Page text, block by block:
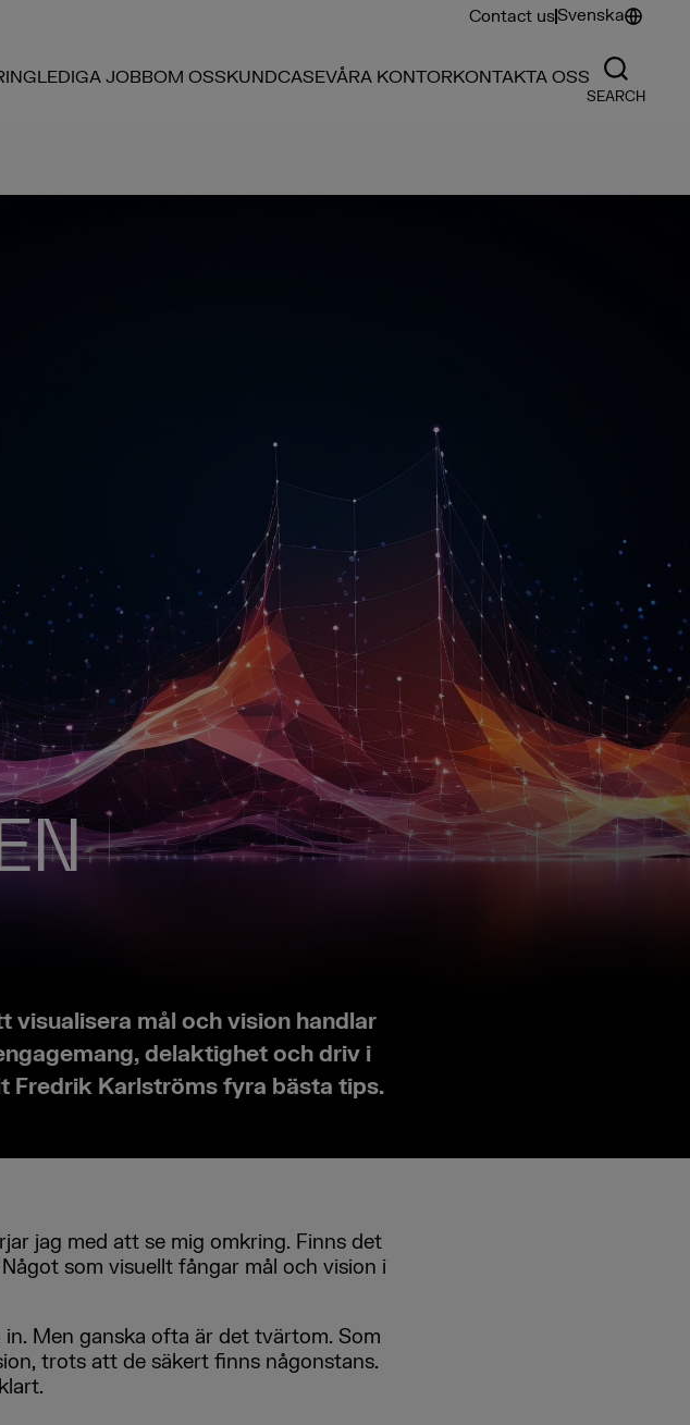
Contact usSvenska
LEDIGA JOBBOM OSSKUNDCASEVÅRA KONTORKONTAKTA OSS
SEARCH
visualisera mål och vision handlar
delaktighet och driv i
Fredrik Karlströms fyra bästa tips.
jag med att se mig omkring. Finns det
som visuellt fångar mål och vision i
Men ganska ofta är det tvärtom. Som
trots att de säkert finns någonstans.